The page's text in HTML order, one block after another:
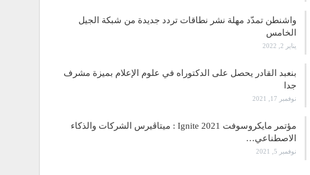
واشنطن تمدّد مهلة نشر نطاقات تردد جديدة من شبكة الجيل
الخامس
يناير 2, 2022
بنعبد القادر يحصل على الدكتوراه في علوم الإعلام بميزة مشرف
جدا
نوفمبر 17, 2021
مؤتمر مايكروسوفت Ignite 2021 : ميتاڤيرس الشركات والذكاء
الاصطناعي…
نوفمبر 5, 2021